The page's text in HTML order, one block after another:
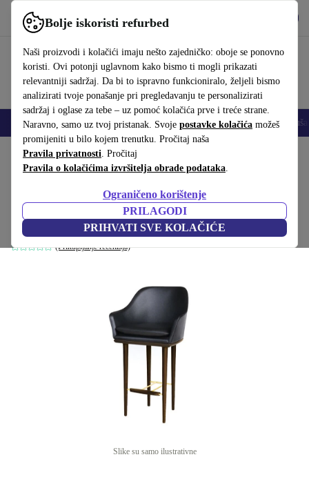
Bolje iskoristi refurbed
Naši proizvodi i kolačići imaju nešto zajedničko: oboje se ponovno
koristi. Ovi potonji uglavnom kako bismo ti mogli prikazati
relevantniji sadržaj. Da bi to ispravno funkcioniralo, željeli bismo
analizirati tvoje ponašanje pri pregledavanju te personalizirati
sadržaj i oglase za tebe – uz pomoć kolačića prve i treće strane.
Naravno, samo uz tvoj pristanak. Svoje postavke kolačića možeš
promijeniti u bilo kojem trenutku. Pročitaj naša
Pravila privatnosti. Pročitaj
Pravila o kolačićima izvršitelja obrade podataka.
Ograničeno korištenje
PRILAGODI
PRIHVATI SVE KOLAČIĆE
Koristi refurbed brzo i jednostavno
Mobiteli Prijenosna računala Tableti Pametni satovi Dodaci
Početna stranica Proizvodi Kućanstvo
Lunar SH750 barska stolica koža Bellagio
crn
Crna
(Prikupljanje recenzija)
Slike su samo ilustrativne